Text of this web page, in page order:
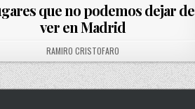
que no podemos dejar de
ver en Madrid
AUTHOR:
RAMIRO CRISTOFARO